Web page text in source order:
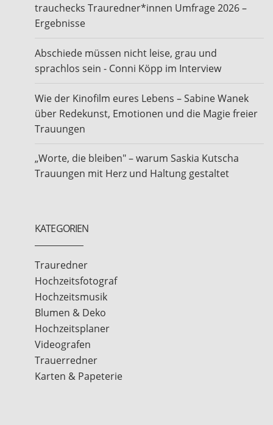
trauchecks Trauredner*innen Umfrage 2026 –
Ergebnisse
Abschiede müssen nicht leise, grau und
sprachlos sein - Conni Köpp im Interview
Wie der Kinofilm eures Lebens – Sabine Wanek
über Redekunst, Emotionen und die Magie freier
Trauungen
„Worte, die bleiben" – warum Saskia Kutscha
Trauungen mit Herz und Haltung gestaltet
KATEGORIEN
Trauredner
Hochzeitsfotograf
Hochzeitsmusik
Blumen & Deko
Hochzeitsplaner
Videografen
Trauerredner
Karten & Papeterie